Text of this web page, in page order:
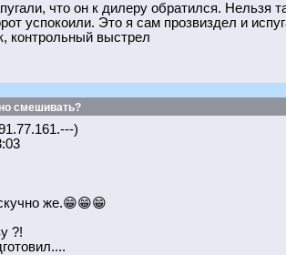
что он к дилеру обратился. Нельзя
успокоили. Это я сам прозвиздел и
контрольный выстрел
смешивать?
)
же.😁😁😁
?!